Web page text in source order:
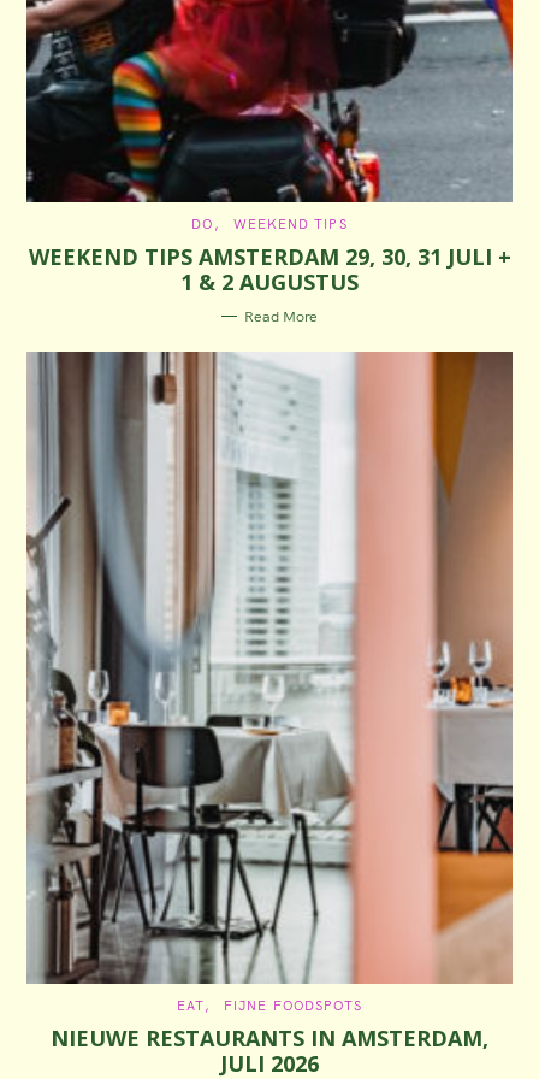
C
T
E
G
O
R
I
DO WEEKEND TIPS
WEEKEND TIPS AMSTERDAM 29, 30, 31 JULI +
1 & 2 AUGUSTUS
Read More
C
T
E
G
EAT FIJNE FOODSPOTS
NIEUWE RESTAURANTS IN AMSTERDAM,
JULI 2026